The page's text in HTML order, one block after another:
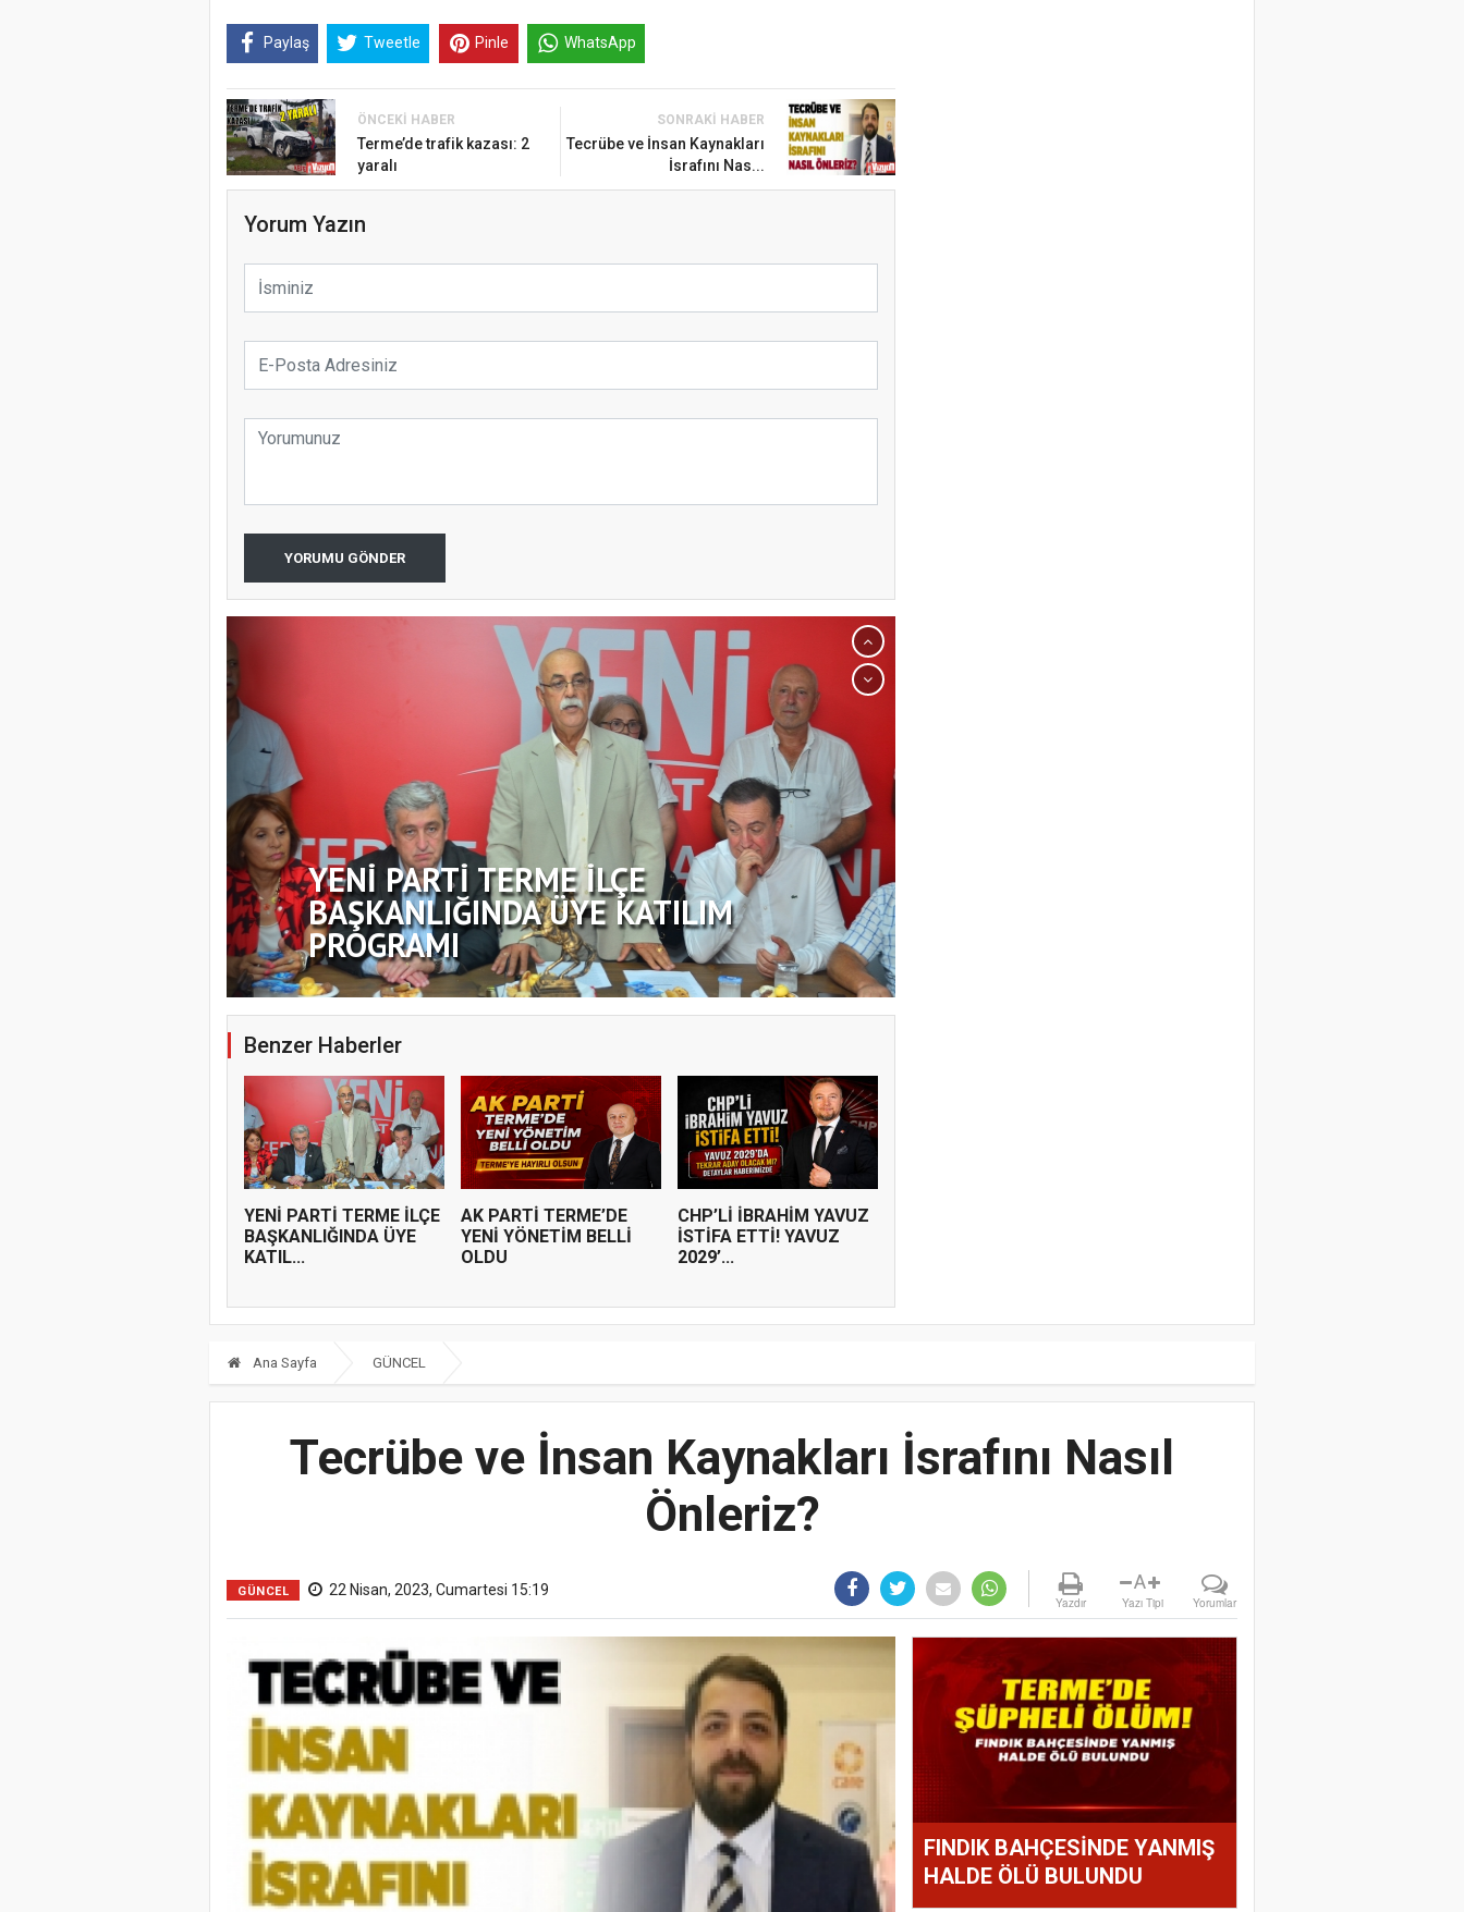
Paylaş Tweetle Pinle WhatsApp
ÖNCEKI HABER
Terme’de trafik kazası: 2
yaralı
SONRAKI HABER
Tecrübe ve İnsan Kaynakları
İsrafını Nas...
Yorum Yazın
YORUMU GÖNDER
YENİ PARTİ TERME İLÇE
BAŞKANLIĞINDA ÜYE KATILIM
PROGRAMI
Benzer Haberler
YENİ PARTİ TERME İLÇE
BAŞKANLIĞINDA ÜYE
KATIL...
AK PARTİ TERME’DE
YENİ YÖNETİM BELLİ
OLDU
CHP’Lİ İBRAHİM YAVUZ
İSTİFA ETTİ! YAVUZ
2029’...
Ana Sayfa GÜNCEL
Tecrübe ve İnsan Kaynakları İsrafını Nasıl
Önleriz?
GÜNCEL 22 Nisan, 2023, Cumartesi 15:19
Yazdır
A
Yazı Tipi Yorumlar
FINDIK BAHÇESİNDE YANMIŞ
HALDE ÖLÜ BULUNDU